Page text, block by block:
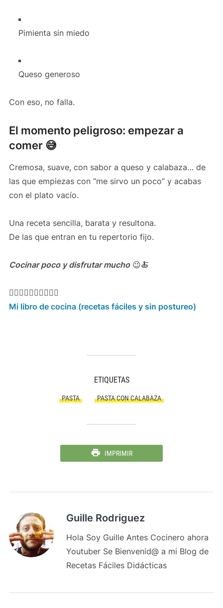
Pimienta sin miedo
Queso generoso
Con eso, no falla.
El momento peligroso: empezar a
comer 😅
Cremosa, suave, con sabor a queso y calabaza… de
las que empiezas con “me sirvo un poco” y acabas
con el plato vacío.
Una receta sencilla, barata y resultona.
De las que entran en tu repertorio fijo.
Cocinar poco y disfrutar mucho😉🍝
👇🏻👇🏻👇🏻👇🏻👇🏻
Mi libro de cocina (recetas fáciles y sin postureo)
ETIQUETAS
PASTA PASTA CON CALABAZA
IMPRIMIR
Guille Rodriguez
Hola Soy Guille Antes Cocinero ahora
Youtuber Se Bienvenid@ a mi Blog de
Recetas Fáciles Didácticas